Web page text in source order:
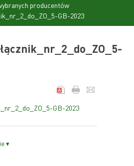
producentów
GB-2023
GB-2023
▾